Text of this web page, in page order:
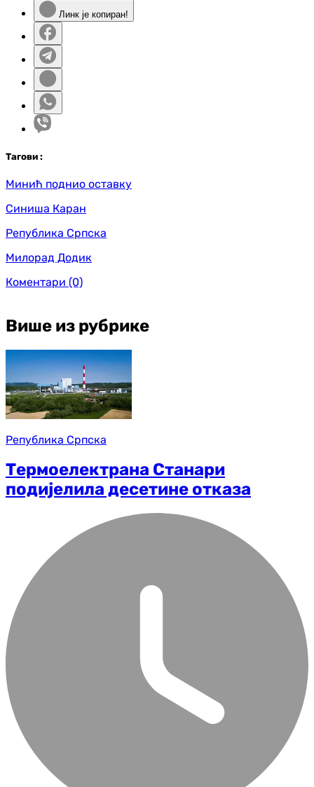
Линк је копиран!
Тагови :
Минић поднио оставку
Синиша Каран
Република Српска
Милорад Додик
Коментари (0)
Више из рубрике
Република Српска
Термоелектрана Станари
подијелила десетине отказа